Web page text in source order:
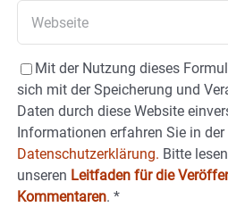
Mit der Nutzung dieses
sich mit der Speicherung und
Daten durch diese Website
Informationen erfahren Sie in der
Datenschutzerklärung. Bitte
unseren Leitfaden für die
Kommentaren. *